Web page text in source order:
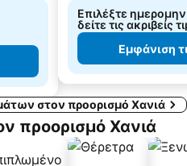
Επιλέξτε
δείτε τις ακριβείς
Εμφάνιση
στον προορισμό Χανιά
προορισμό Χανιά